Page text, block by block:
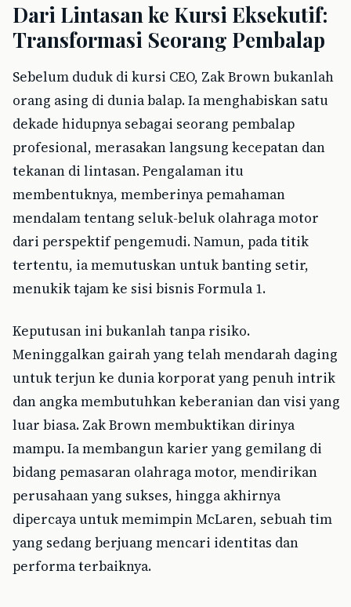
Dari Lintasan ke Kursi Eksekutif:
Transformasi Seorang Pembalap
Sebelum duduk di kursi CEO, Zak Brown bukanlah
orang asing di dunia balap. Ia menghabiskan satu
dekade hidupnya sebagai seorang pembalap
profesional, merasakan langsung kecepatan dan
tekanan di lintasan. Pengalaman itu
membentuknya, memberinya pemahaman
mendalam tentang seluk-beluk olahraga motor
dari perspektif pengemudi. Namun, pada titik
tertentu, ia memutuskan untuk banting setir,
menukik tajam ke sisi bisnis Formula 1.
Keputusan ini bukanlah tanpa risiko.
Meninggalkan gairah yang telah mendarah daging
untuk terjun ke dunia korporat yang penuh intrik
dan angka membutuhkan keberanian dan visi yang
luar biasa. Zak Brown membuktikan dirinya
mampu. Ia membangun karier yang gemilang di
bidang pemasaran olahraga motor, mendirikan
perusahaan yang sukses, hingga akhirnya
dipercaya untuk memimpin McLaren, sebuah tim
yang sedang berjuang mencari identitas dan
performa terbaiknya.